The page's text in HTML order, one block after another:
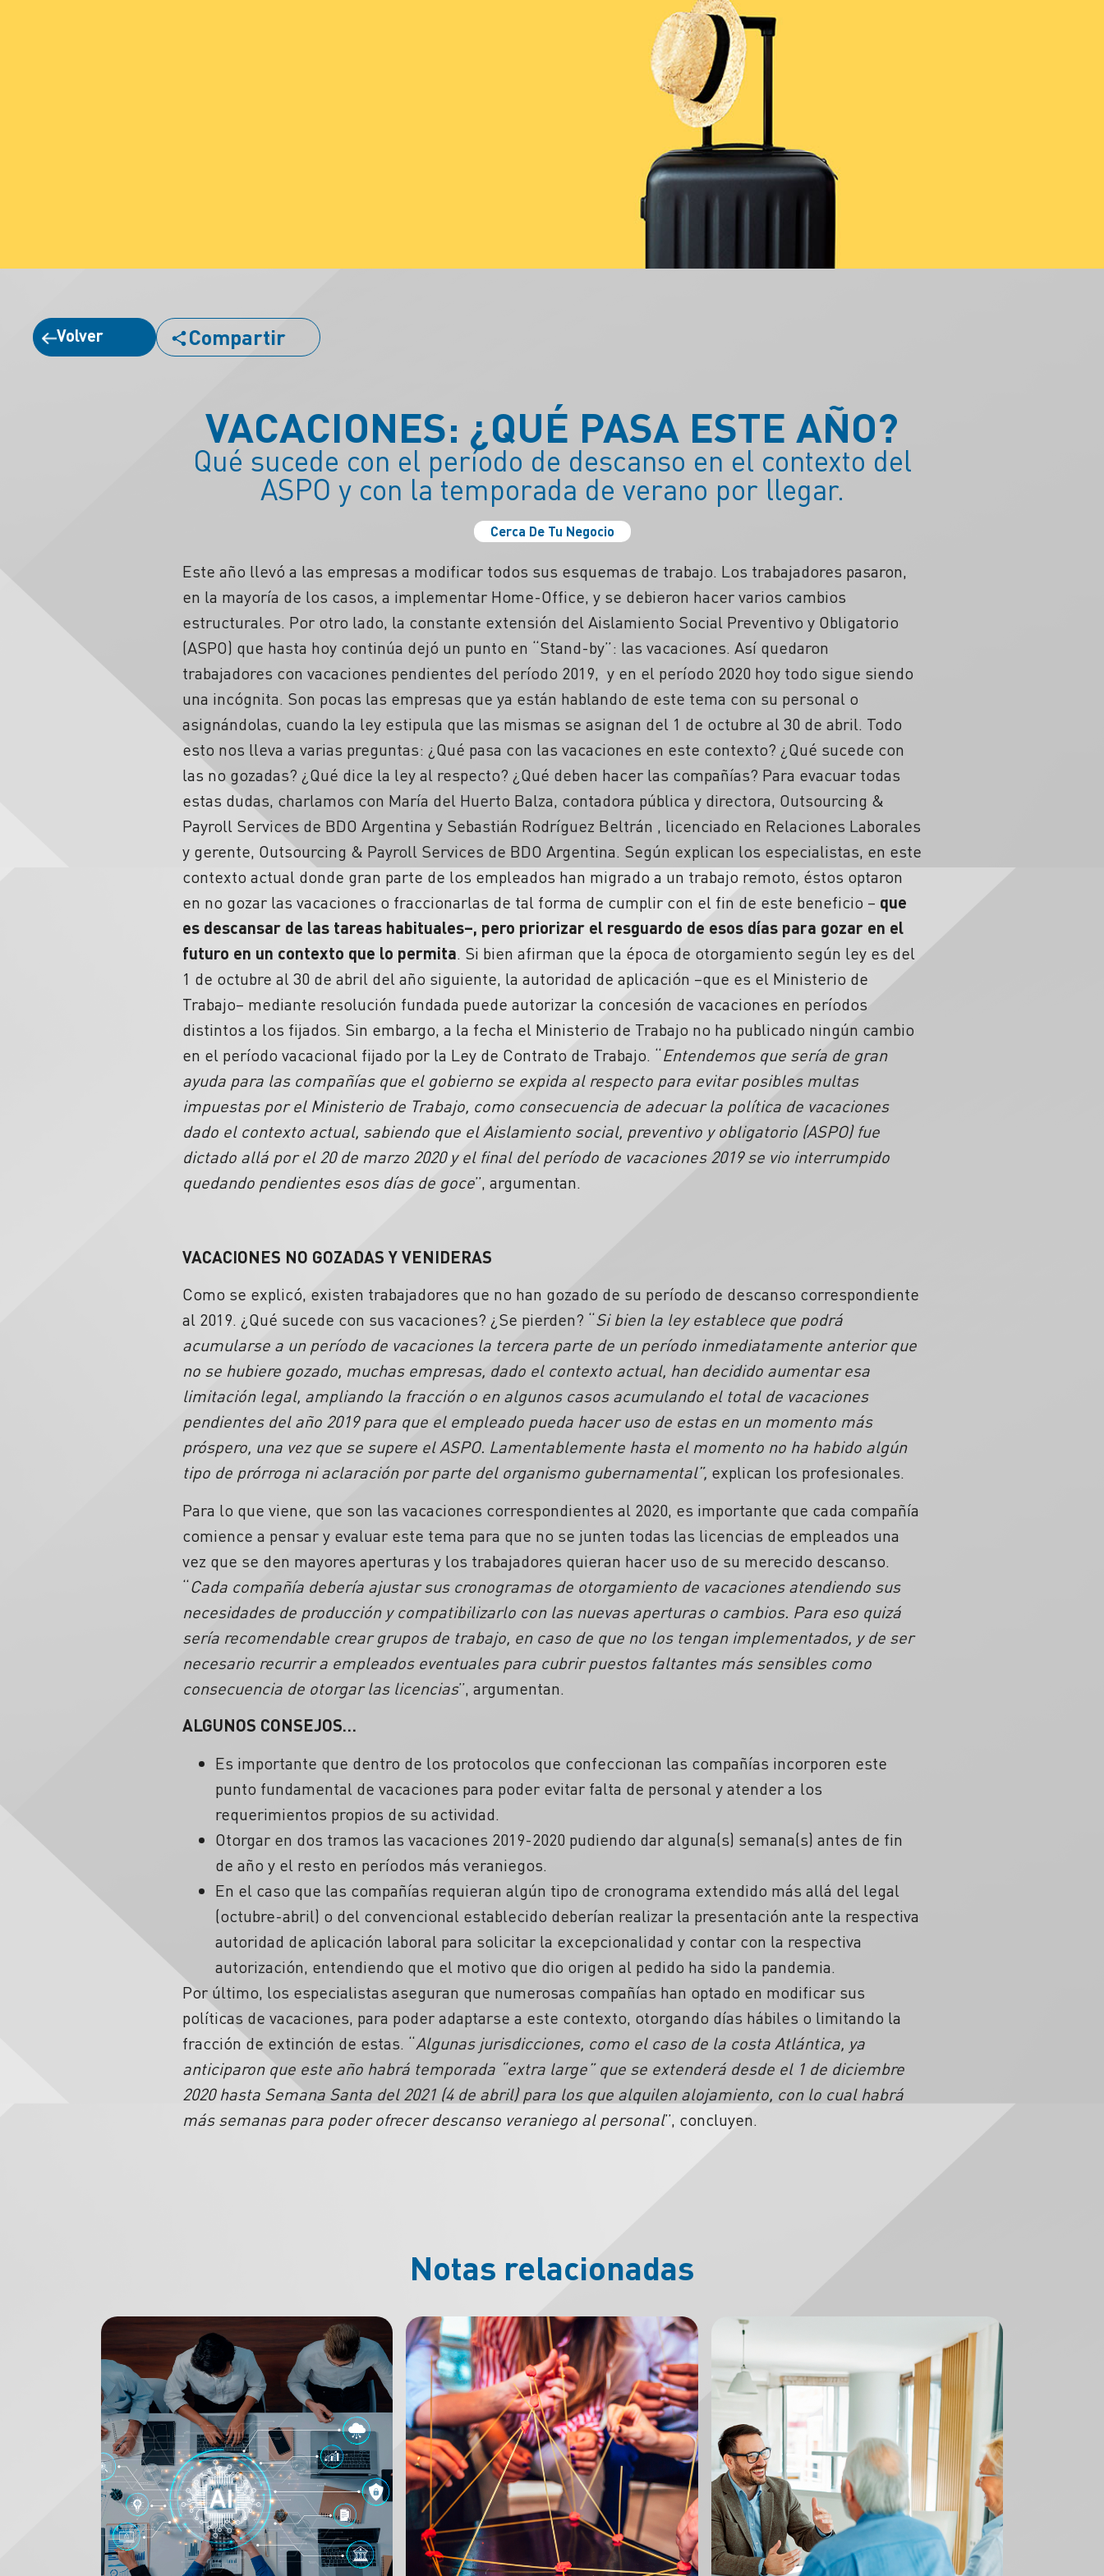
Volver Compartir
VACACIONES: ¿QUÉ PASA ESTE AÑO?
Qué sucede con el período de descanso en el contexto del
ASPO y con la temporada de verano por llegar.
Cerca De Tu Negocio
Este año llevó a las empresas a modificar todos sus esquemas de trabajo. Los trabajadores pasaron,
en la mayoría de los casos, a implementar Home-Office, y se debieron hacer varios cambios
estructurales. Por otro lado, la constante extensión del Aislamiento Social Preventivo y Obligatorio
(ASPO) que hasta hoy continúa dejó un punto en “Stand-by”: las vacaciones. Así quedaron
trabajadores con vacaciones pendientes del período 2019, y en el período 2020 hoy todo sigue siendo
una incógnita. Son pocas las empresas que ya están hablando de este tema con su personal o
asignándolas, cuando la ley estipula que las mismas se asignan del 1 de octubre al 30 de abril. Todo
esto nos lleva a varias preguntas: ¿Qué pasa con las vacaciones en este contexto? ¿Qué sucede con
las no gozadas? ¿Qué dice la ley al respecto? ¿Qué deben hacer las compañías? Para evacuar todas
estas dudas, charlamos con María del Huerto Balza, contadora pública y directora, Outsourcing &
Payroll Services de BDO Argentina y Sebastián Rodríguez Beltrán , licenciado en Relaciones Laborales
y gerente, Outsourcing & Payroll Services de BDO Argentina. Según explican los especialistas, en este
contexto actual donde gran parte de los empleados han migrado a un trabajo remoto, éstos optaron
en no gozar las vacaciones o fraccionarlas de tal forma de cumplir con el fin de este beneficio – que
es descansar de las tareas habituales–, pero priorizar el resguardo de esos días para gozar en el
futuro en un contexto que lo permita. Si bien afirman que la época de otorgamiento según ley es del
1 de octubre al 30 de abril del año siguiente, la autoridad de aplicación –que es el Ministerio de
Trabajo– mediante resolución fundada puede autorizar la concesión de vacaciones en períodos
distintos a los fijados. Sin embargo, a la fecha el Ministerio de Trabajo no ha publicado ningún cambio
en el período vacacional fijado por la Ley de Contrato de Trabajo. “Entendemos que sería de gran
ayuda para las compañías que el gobierno se expida al respecto para evitar posibles multas
impuestas por el Ministerio de Trabajo, como consecuencia de adecuar la política de vacaciones
dado el contexto actual, sabiendo que el Aislamiento social, preventivo y obligatorio (ASPO) fue
dictado allá por el 20 de marzo 2020 y el final del período de vacaciones 2019 se vio interrumpido
quedando pendientes esos días de goce”, argumentan.
VACACIONES NO GOZADAS Y VENIDERAS
Como se explicó, existen trabajadores que no han gozado de su período de descanso correspondiente
al 2019. ¿Qué sucede con sus vacaciones? ¿Se pierden? “Si bien la ley establece que podrá
acumularse a un período de vacaciones la tercera parte de un período inmediatamente anterior que
no se hubiere gozado, muchas empresas, dado el contexto actual, han decidido aumentar esa
limitación legal, ampliando la fracción o en algunos casos acumulando el total de vacaciones
pendientes del año 2019 para que el empleado pueda hacer uso de estas en un momento más
próspero, una vez que se supere el ASPO. Lamentablemente hasta el momento no ha habido algún
tipo de prórroga ni aclaración por parte del organismo gubernamental”, explican los profesionales.
Para lo que viene, que son las vacaciones correspondientes al 2020, es importante que cada compañía
comience a pensar y evaluar este tema para que no se junten todas las licencias de empleados una
vez que se den mayores aperturas y los trabajadores quieran hacer uso de su merecido descanso.
“Cada compañía debería ajustar sus cronogramas de otorgamiento de vacaciones atendiendo sus
necesidades de producción y compatibilizarlo con las nuevas aperturas o cambios. Para eso quizá
sería recomendable crear grupos de trabajo, en caso de que no los tengan implementados, y de ser
necesario recurrir a empleados eventuales para cubrir puestos faltantes más sensibles como
consecuencia de otorgar las licencias”, argumentan.
ALGUNOS CONSEJOS…
Es importante que dentro de los protocolos que confeccionan las compañías incorporen este
punto fundamental de vacaciones para poder evitar falta de personal y atender a los
requerimientos propios de su actividad.
Otorgar en dos tramos las vacaciones 2019-2020 pudiendo dar alguna(s) semana(s) antes de fin
de año y el resto en períodos más veraniegos.
En el caso que las compañías requieran algún tipo de cronograma extendido más allá del legal
(octubre-abril) o del convencional establecido deberían realizar la presentación ante la respectiva
autoridad de aplicación laboral para solicitar la excepcionalidad y contar con la respectiva
autorización, entendiendo que el motivo que dio origen al pedido ha sido la pandemia.
Por último, los especialistas aseguran que numerosas compañías han optado en modificar sus
políticas de vacaciones, para poder adaptarse a este contexto, otorgando días hábiles o limitando la
fracción de extinción de estas. “Algunas jurisdicciones, como el caso de la costa Atlántica, ya
anticiparon que este año habrá temporada “extra large” que se extenderá desde el 1 de diciembre
2020 hasta Semana Santa del 2021 (4 de abril) para los que alquilen alojamiento, con lo cual habrá
más semanas para poder ofrecer descanso veraniego al personal”, concluyen.
Notas relacionadas